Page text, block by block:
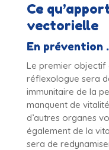
Ce
vectorielle
En prévention
Le premier objectif
réflexologue sera
immunitaire de la
manquent de
d’autres organes
également de la
sera de